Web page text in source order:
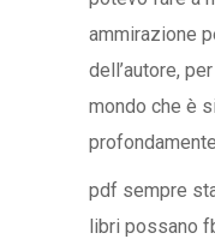
ammirazione
dell’autore,
mondo che è
pdf sempre
libri possano